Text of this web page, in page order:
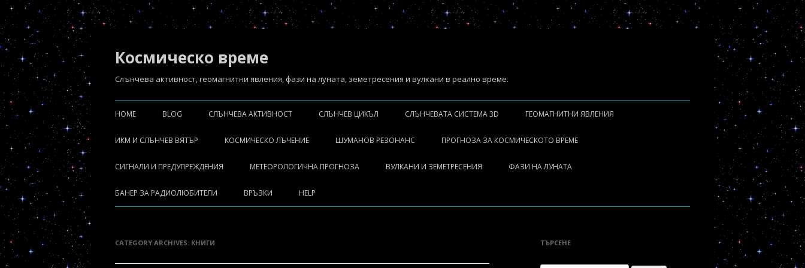
Космическо време
Слънчева aктивност, геомагнитни явления, фази на луната, земетресения и вулкани в реално време.
Skip
to
HOME BLOG СЛЪНЧЕВА АКТИВНОСТ
СЛЪНЧЕВИ ИЗРИГВАНИЯ
СЛЪНЧЕВ ВЯТЪР
СЛЪНЧЕВА РАДИАЦИЯ
СЛЪНЧЕВ ЦИКЪЛ СЛЪНЧЕВАТА СИСТЕМА 3D ГЕОМАГНИТНИ ЯВЛЕНИЯ
ЛОКАЛНИ МАГНИТНИ БУРИ
МАГНИТНИ БУРИ
ИКМ И СЛЪНЧЕВ ВЯТЪР
ПРОГНОЗА SWPC WSA-ENLIL
ПРОГНОЗА NASA ISWA-ENLIL
КОСМИЧЕСКО ЛЪЧЕНИЕ ШУМАНОВ РЕЗОНАНС ПРОГНОЗА ЗА КОСМИЧЕСКОТО ВРЕМЕ
СИГНАЛИ И ПРЕДУПРЕЖДЕНИЯ МЕТЕОРОЛОГИЧНА ПРОГНОЗА ВУЛКАНИ И ЗЕМЕТРЕСЕНИЯ ФАЗИ НА ЛУНАТА
БАНЕР ЗА РАДИОЛЮБИТЕЛИ ВРЪЗКИ HELP
CATEGORY ARCHIVES: КНИГИ ТЪРСЕНЕ